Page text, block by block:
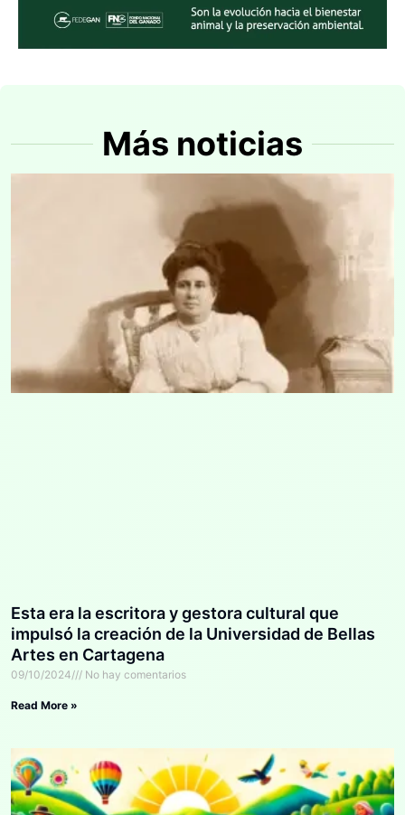
Más noticias
Esta era la escritora y gestora cultural que
impulsó la creación de la Universidad de Bellas
Artes en Cartagena
09/10/2024 No hay comentarios
Read More »